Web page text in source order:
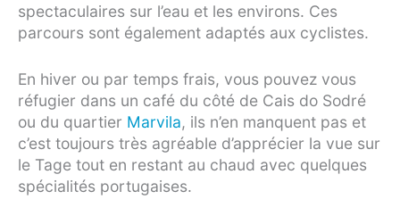
spectaculaires sur l’eau et les environs. Ces
parcours sont également adaptés aux cyclistes.
En hiver ou par temps frais, vous pouvez vous
réfugier dans un café du côté de Cais do Sodré
ou du quartier Marvila, ils n’en manquent pas et
c’est toujours très agréable d’apprécier la vue sur
le Tage tout en restant au chaud avec quelques
spécialités portugaises.